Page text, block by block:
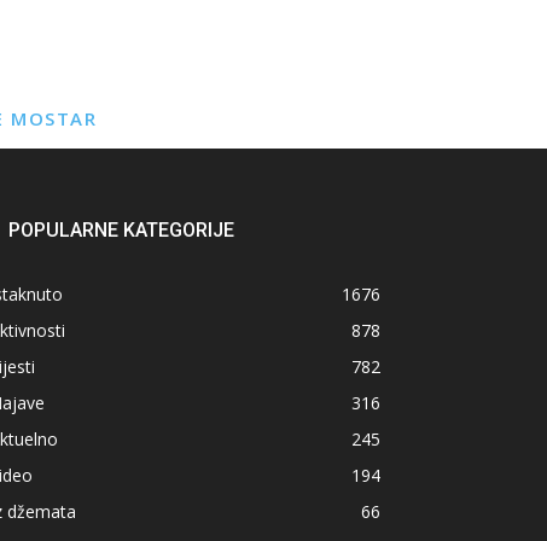
MOSTAR
POPULARNE KATEGORIJE
1676
878
782
316
245
194
džemata
66